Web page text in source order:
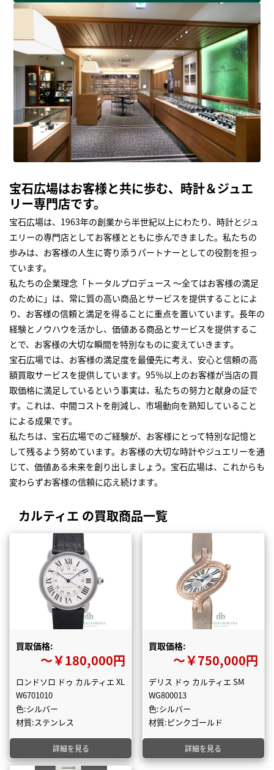
宝石広場はお客様と共に歩む、時計＆ジュエ
リー専門店です。
宝石広場は、1963年の創業から半世紀以上にわたり、時計とジュ
エリーの専門店としてお客様とともに歩んできました。私たちの
歩みは、お客様の人生に寄り添うパートナーとしての役割を担っ
ています。
私たちの企業理念「トータルプロデュース ～全てはお客様の満足
のために」は、常に質の高い商品とサービスを提供することによ
り、お客様の信頼と満足を得ることに重点を置いています。長年の
経験とノウハウを活かし、価値ある商品とサービスを提供するこ
とで、お客様の大切な瞬間を特別なものに変えていきます。
宝石広場では、お客様の満足度を最優先に考え、安心と信頼の高
額買取サービスを提供しています。95％以上のお客様が当店の買
取価格に満足しているという事実は、私たちの努力と献身の証で
す。これは、中間コストを削減し、市場動向を熟知していること
による成果です。
私たちは、宝石広場でのご経験が、お客様にとって特別な記憶と
して残るよう努めています。お客様の大切な時計やジュエリーを通
じて、価値ある未来を創り出しましょう。宝石広場は、これからも
変わらずお客様の信頼に応え続けます。
カルティエ の買取商品一覧
買取価格:
〜￥180,000円
ロンドソロ ドゥ カルティエ XL
W6701010
色:シルバー
材質:ステンレス
詳細を見る
買取価格:
〜￥750,000円
デリス ドゥ カルティエ SM
WG800013
色:シルバー
材質:ピンクゴールド
詳細を見る